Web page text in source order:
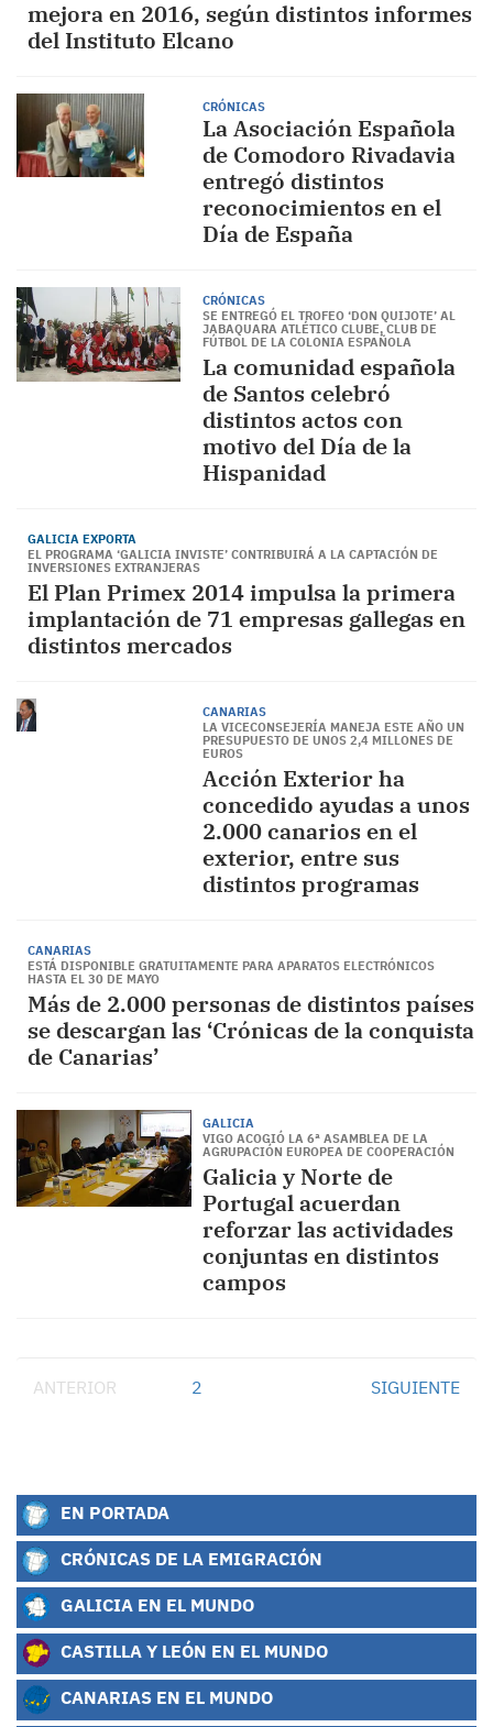
mejora en 2016, según distintos informes
del Instituto Elcano
CRÓNICAS
La Asociación Española
de Comodoro Rivadavia
entregó distintos
reconocimientos en el
Día de España
CRÓNICAS
SE ENTREGÓ EL TROFEO ‘DON QUIJOTE’ AL
JABAQUARA ATLÉTICO CLUBE, CLUB DE
FÚTBOL DE LA COLONIA ESPAÑOLA
La comunidad española
de Santos celebró
distintos actos con
motivo del Día de la
Hispanidad
GALICIA EXPORTA
EL PROGRAMA ‘GALICIA INVISTE’ CONTRIBUIRÁ A LA CAPTACIÓN DE
INVERSIONES EXTRANJERAS
El Plan Primex 2014 impulsa la primera
implantación de 71 empresas gallegas en
distintos mercados
CANARIAS
LA VICECONSEJERÍA MANEJA ESTE AÑO UN
PRESUPUESTO DE UNOS 2,4 MILLONES DE
EUROS
Acción Exterior ha
concedido ayudas a unos
2.000 canarios en el
exterior, entre sus
distintos programas
CANARIAS
ESTÁ DISPONIBLE GRATUITAMENTE PARA APARATOS ELECTRÓNICOS
HASTA EL 30 DE MAYO
Más de 2.000 personas de distintos países
se descargan las ‘Crónicas de la conquista
de Canarias’
GALICIA
VIGO ACOGIÓ LA 6ª ASAMBLEA DE LA
AGRUPACIÓN EUROPEA DE COOPERACIÓN
Galicia y Norte de
Portugal acuerdan
reforzar las actividades
conjuntas en distintos
campos
ANTERIOR 2 SIGUIENTE
EN PORTADA
CRÓNICAS DE LA EMIGRACIÓN
GALICIA EN EL MUNDO
CASTILLA Y LEÓN EN EL MUNDO
CANARIAS EN EL MUNDO